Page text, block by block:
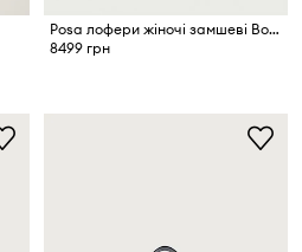
Posa лофери жіночі замшеві Boat Loafer
8499 грн